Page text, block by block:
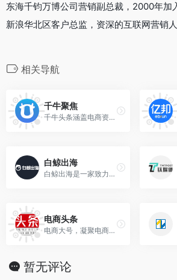
东海千钧万博公司营销副总裁，2000年加
新浪华北区客户总监，资深的互联网营销人
相关导航
千牛聚焦
千牛头条涵盖电商资讯、商业案例、行业动态、新零售观察等多元化内容，为千万商家提供信息服务。
白鲸出海
白鲸出海是一家致力于服务中国泛互联网企业走向海外的综合服务平台，目前白鲸出海涵盖资讯（快讯、7×24h、问答和话题等）、数据（公司、产品、资本、榜单、专辑和投放等）、服务（...
电商头条
电商大号，凝聚电商人，聚焦电商头条，案例解析！以与众不同视角看电商，劲爆内容每日推送！
暂无评论